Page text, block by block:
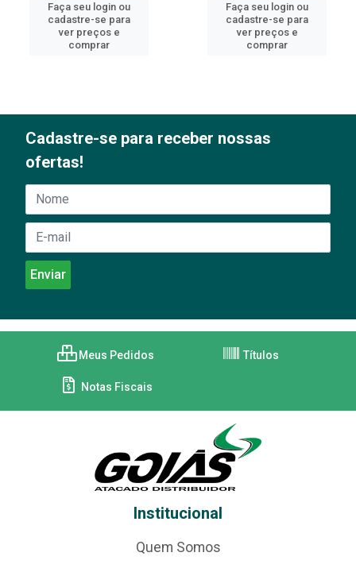
Faça seu login ou
cadastre-se para
ver preços e
comprar
Faça seu login ou
cadastre-se para
ver preços e
comprar
Cadastre-se para receber nossas
ofertas!
Meus Pedidos Títulos
Notas Fiscais
Institucional
Quem Somos